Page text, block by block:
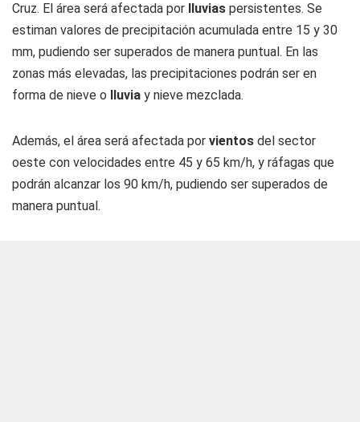
Cruz. El área será afectada por lluvias persistentes. Se
estiman valores de precipitación acumulada entre 15 y 30
mm, pudiendo ser superados de manera puntual. En las
zonas más elevadas, las precipitaciones podrán ser en
forma de nieve o lluvia y nieve mezclada.
Además, el área será afectada por vientos del sector
oeste con velocidades entre 45 y 65 km/h, y ráfagas que
podrán alcanzar los 90 km/h, pudiendo ser superados de
manera puntual.